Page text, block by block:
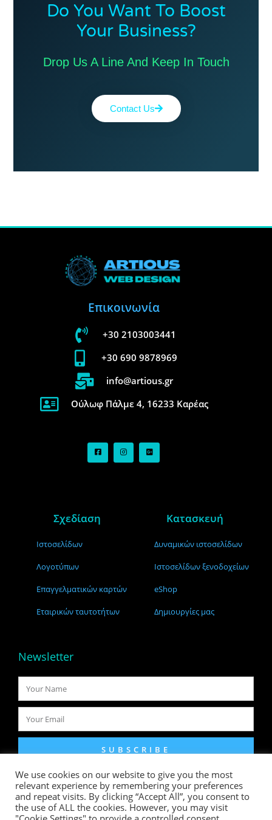
Do You Want To Boost
Your Business?
Drop Us A Line And Keep In Touch
Contact Us
Επικοινωνία
+30 2103003441
+30 690 9878969
info@artious.gr
Ούλωφ Πάλμε 4, 16233 Καρέας
Σχεδίαση
Ιστοσελίδων
Λογοτύπων
Επαγγελματικών καρτών
Εταιρικών ταυτοτήτων
Κατασκευή
Δυναμικών ιστοσελίδων
Ιστοσελίδων ξενοδοχείων
eShop
Δημιουργίες μας
Newsletter
SUBSCRIBE
Πολιτική απορρήτου
We use cookies on our website to give you the most
relevant experience by remembering your preferences
and repeat visits. By clicking “Accept All”, you consent to
the use of ALL the cookies. However, you may visit